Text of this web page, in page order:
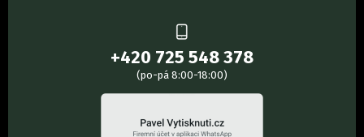
+420 725 548 378
(po-pá 8:00-18:00)